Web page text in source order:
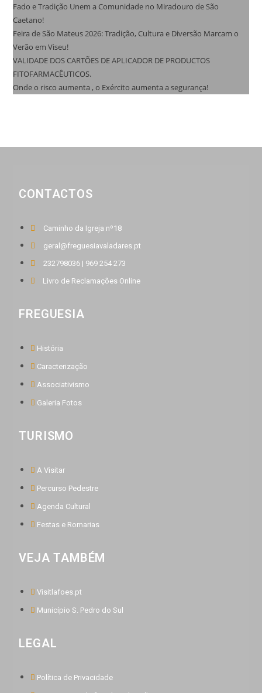
Fado e Tradição Unem a Comunidade no Miradouro de São
Caetano!
Feira de São Mateus 2026: Tradição, Cultura e Diversão Marcam o
Verão em Viseu!
VALIDADE DOS CARTÕES DE APLICADOR DE PRODUCTOS
FITOFARMACÊUTICOS.
Onde o risco aumenta , o Exército aumenta a segurança!
CONTACTOS
Caminho da Igreja nº18
geral@freguesiavaladares.pt
232798036 | 969 254 273
Livro de Reclamações Online
FREGUESIA
História
Caracterização
Associativismo
Galeria Fotos
TURISMO
A Visitar
Percurso Pedestre
Agenda Cultural
Festas e Romarias
VEJA TAMBÉM
Visitlafoes.pt
Município S. Pedro do Sul
LEGAL
Política de Privacidade